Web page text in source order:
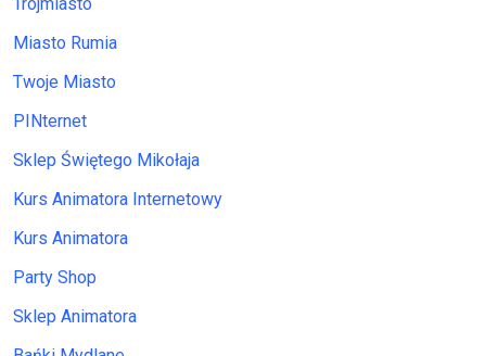
Miasto Rumia
Twoje Miasto
PINternet
Sklep Świętego Mikołaja
Kurs Animatora Internetowy
Kurs Animatora
Party Shop
Sklep Animatora